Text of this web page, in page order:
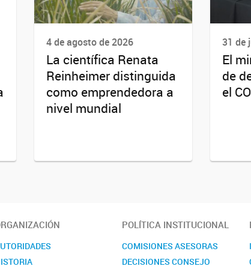
4 de agosto de 2026
La científica Renata
Reinheimer distinguida
como emprendedora a
nivel mundial
31 de
El
de
el
POLÍTICA INSTITUCIONAL
COMISIONES ASESORAS
DECISIONES CONSEJO